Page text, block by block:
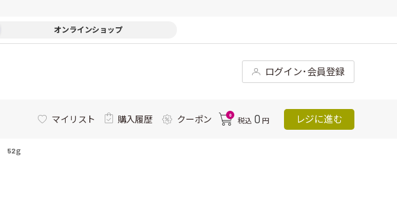
オンラインショップ
ログイン･会員登録
マイリスト 購入履歴 クーポン 0
税込 0 円 レジに進む
52ｇ